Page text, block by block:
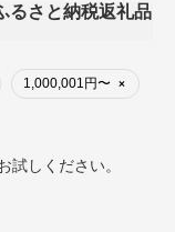
るさと納税返礼品
1,000,001円〜 ×
試しください。